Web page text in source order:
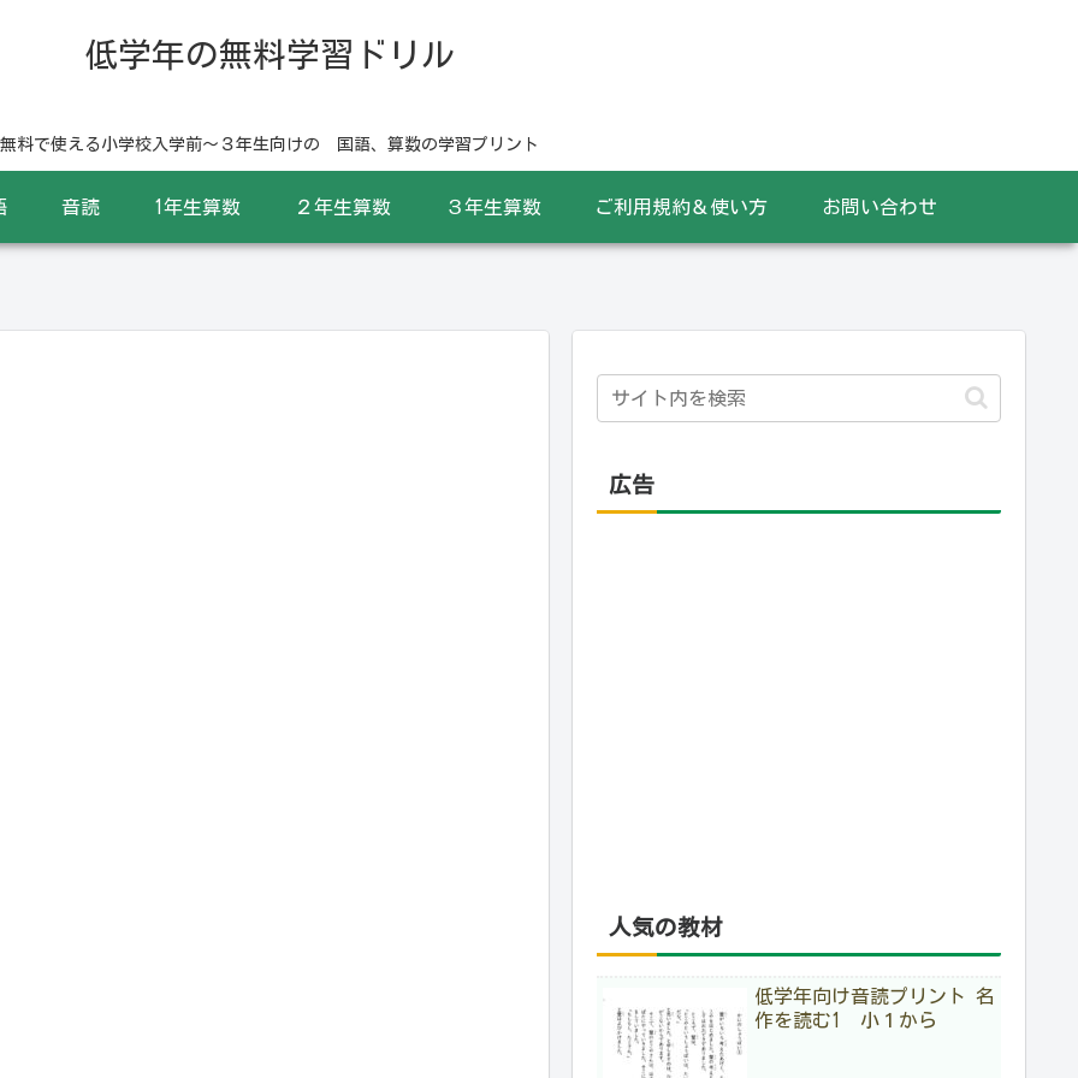
低学年の無料学習ドリル
無料で使える小学校入学前〜３年生向けの 国語、算数の学習プリント
音読 1年生算数 ２年生算数 ３年生算数 ご利用規約＆使い方 お問い合わせ
広告
人気の教材
低学年向け音読プリント 名
作を読む1 小１から